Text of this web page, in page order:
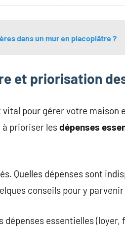
dans un mur en placoplâtre ?
et priorisation
vital pour gérer votre
prioriser lesdépenses
Quelles dépenses sont
conseils pour y parvenir
dépenses essentielles